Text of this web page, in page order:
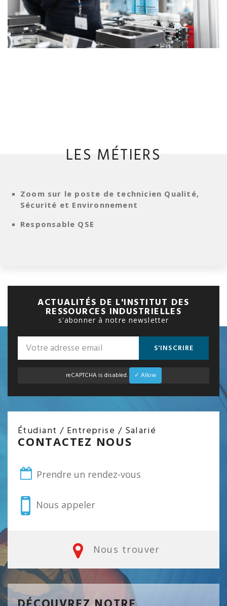
LES MÉTIERS
Zoom sur le poste de technicien Qualité,
Sécurité et Environnement
Responsable QSE
ACTUALITÉS DE L'INSTITUT DES
RESSOURCES INDUSTRIELLES
s'abonner à notre newsletter
S'INSCRIRE
reCAPTCHA is disabled. ✓ Allow
Étudiant / Entreprise / Salarié
CONTACTEZ NOUS
Prendre un rendez-vous
Nous appeler
Nous trouver